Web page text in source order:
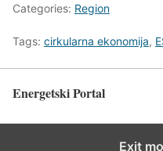
Categories: Region
Tags: cirkularna ekonomija,
Energetski Portal
Exit